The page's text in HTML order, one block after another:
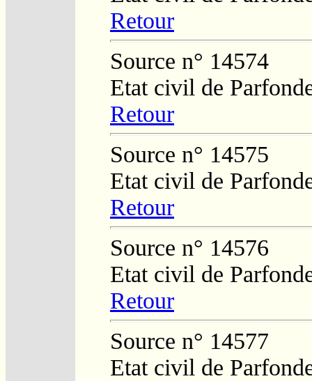
Retour
Source n° 14574
Etat civil de
Retour
Source n° 14575
Etat civil de
Retour
Source n° 14576
Etat civil de
Retour
Source n° 14577
Etat civil de